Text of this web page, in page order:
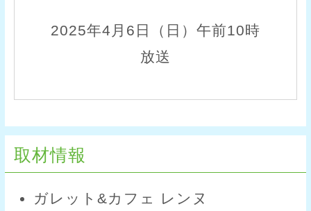
2025年4月6日（日）午前10時
放送
取材情報
ガレット&カフェ レンヌ